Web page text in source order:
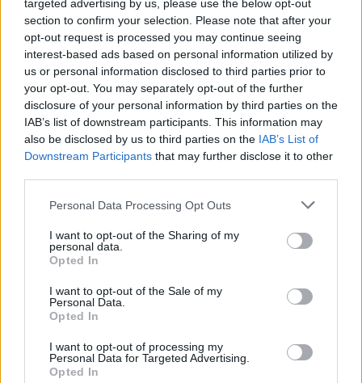
targeted advertising by us, please use the below opt-out
section to confirm your selection. Please note that after your
opt-out request is processed you may continue seeing
interest-based ads based on personal information utilized by
us or personal information disclosed to third parties prior to
your opt-out. You may separately opt-out of the further
disclosure of your personal information by third parties on the
IAB’s list of downstream participants. This information may
also be disclosed by us to third parties on the IAB’s List of
Downstream Participants that may further disclose it to other
Please note that this website/app uses one or more Google
not limited to your visit or usage behaviour. You may click to
grant or deny consent to Google and its third-party tags to
use your data for below specified purposes in below Google
consent section.
Personal Data Processing Opt Outs
I want to opt-out of the Sharing of my
personal data.
Opted In
I want to opt-out of the Sale of my
Personal Data.
Opted In
I want to opt-out of processing my
Personal Data for Targeted Advertising.
Opted In
dolgokat tanulok meg a forgatás közben a
kollégáimtól. Fél éve forgatok velük, így jól
összebarátkoztam néhány emberrel. Nagyon
szeretjük egymást, azt gondolom én legalábbis.
Hogy kerültél a Vígszínházba?
2005-ben vettek fel az egyetemreMarton László
Hegedűs D. Géza ésForgács Péterosztályába, és a
negyedik évben a Vígszínházhoz mentem
gyakorlatra. Akkor valahogy egyértelmű volt, hogy
oda is szerződöm, így tulajdonképpen 2008 óta
vagyok a társulatban. Játszom kisebb-nagyobb
szerepeket, mindenfélét. Tavaly felhívtak a
Pinceszínháztól, ahol két szerepet is el tudtam
játszani. Nyár óta pedig az Átriumban is játszom,
Őrült Nők Ketrecében, úgyhogy a tavalyi évem jó sűrű
lett, és nagyon jól sikerült.
Van olyan szereped, ami igazán közel áll hozzád,
amiben tényleg úgy érzed, hogy ez te vagy?